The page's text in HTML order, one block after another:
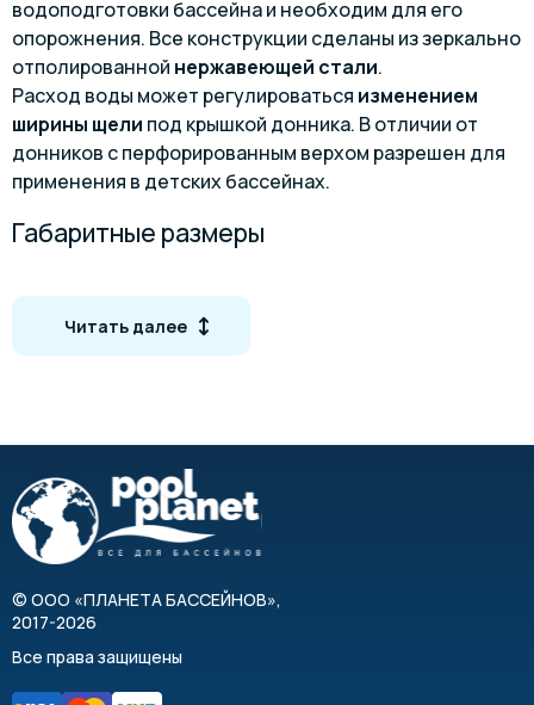
водоподготовки бассейна и необходим для его
опорожнения. Все конструкции сделаны из зеркально
отполированной нержавеющей стали.
Расход воды может регулироваться изменением
ширины щели под крышкой донника. В отличии от
донников с перфорированным верхом разрешен для
применения в детских бассейнах.
Габаритные размеры
АТ-0402
АТ-04-03
Читать далее
© ООО «ПЛАНЕТА БАССЕЙНОВ»,
2017-2026
Все права защищены